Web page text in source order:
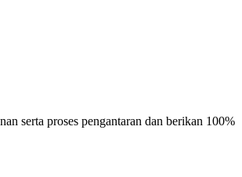
serta proses pengantaran dan berikan 100%